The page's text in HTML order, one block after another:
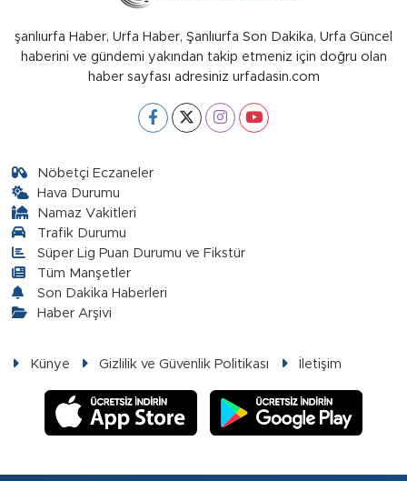
şanlıurfa Haber, Urfa Haber, Şanlıurfa Son Dakika, Urfa Güncel
haberini ve gündemi yakından takip etmeniz için doğru olan
haber sayfası adresiniz urfadasin.com
Nöbetçi Eczaneler
Hava Durumu
Namaz Vakitleri
Trafik Durumu
Süper Lig Puan Durumu ve Fikstür
Tüm Manşetler
Son Dakika Haberleri
Haber Arşivi
Künye Gizlilik ve Güvenlik Politikası İletişim